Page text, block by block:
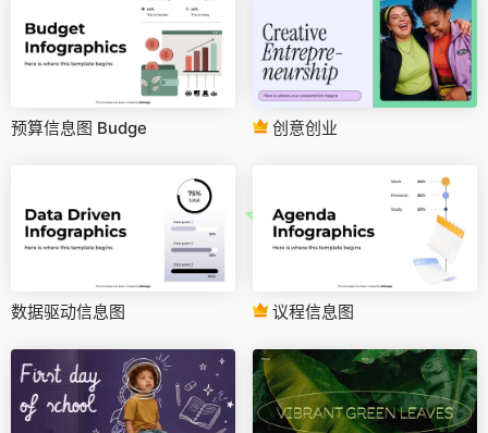
预算信息图 Budge 创意创业
数据驱动信息图 议程信息图